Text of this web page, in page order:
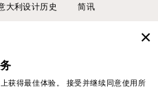
大利设计历史 简讯
获得最佳体验。 接受并继续同意使用所